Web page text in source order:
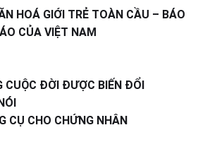
HOÁ GIỚI TRẺ TOÀN CẦU – BÁO
CỦA VIỆT NAM
CUỘC ĐỜI ĐƯỢC BIẾN ĐỔI
CỤ CHO CHỨNG NHÂN